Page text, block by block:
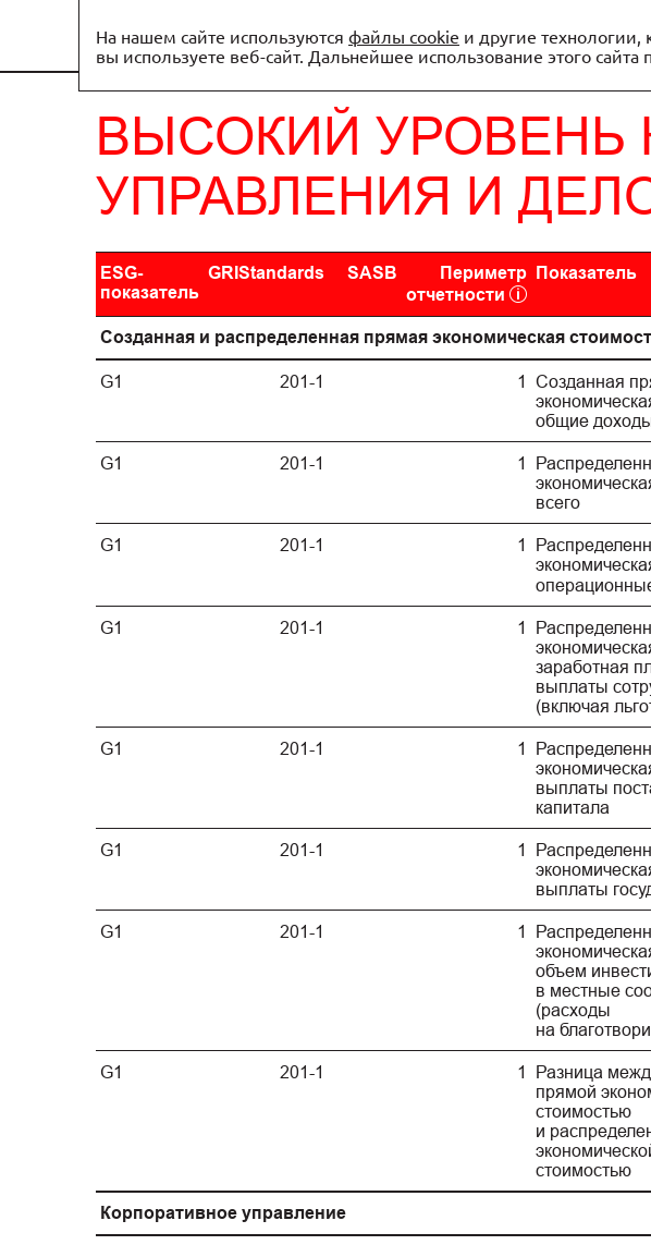
Отчет об устойчивом
ВЫСОКИЙ УРОВЕНЬ
УПРАВЛЕНИЯ И
ESG-
показатель
GRIStandards SASB
Периметр
отчетности
Показатель
Созданная и распределенная прямая экономическая
G1 201-1 1
Созданная
общие
G1 201-1 1
всего
G1 201-1 1
G1 201-1 1
заработная
выплаты
(включая
G1 201-1 1
выплаты
капитала
G1 201-1 1
выплаты
G1 201-1 1
объем
в местные
(расходы
на
G1 201-1 1
Разница
прямой
стоимостью
и
стоимостью
Корпоративное управление
На нашем сайте используются файлы cookie и другие технологии,
вы используете веб-сайт. Дальнейшее использование этого